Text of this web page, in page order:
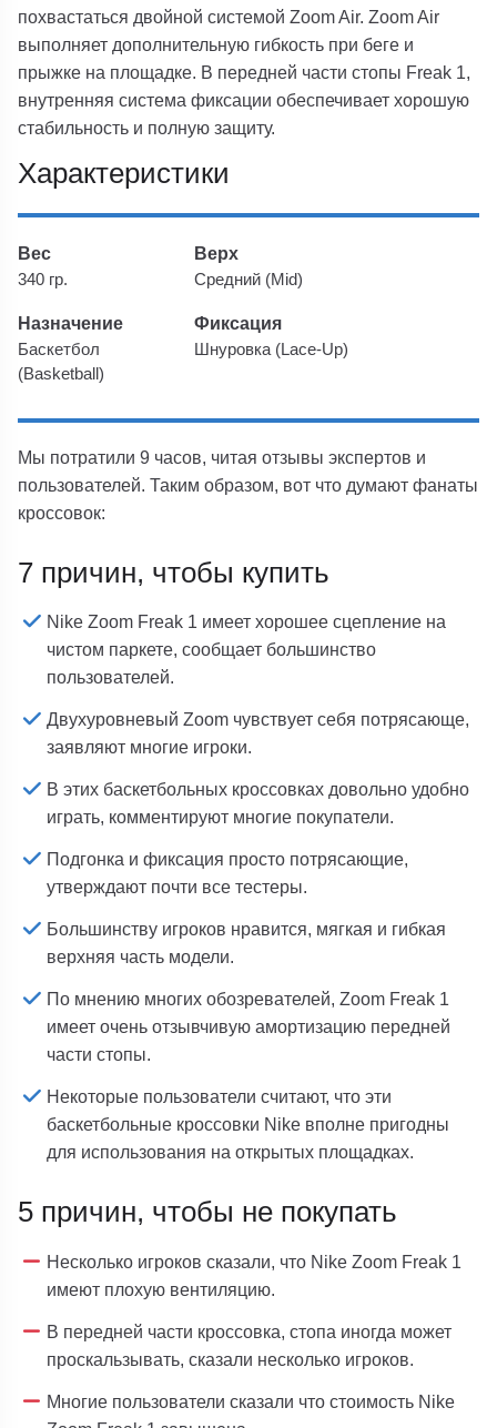
похвастаться двойной системой Zoom Air. Zoom Air
выполняет дополнительную гибкость при беге и
прыжке на площадке. В передней части стопы Freak 1,
внутренняя система фиксации обеспечивает хорошую
стабильность и полную защиту.
Характеристики
Вес
340 гр.
Верх
Средний (Mid)
Назначение
Баскетбол
(Basketball)
Фиксация
Шнуровка (Lace-Up)
Мы потратили 9 часов, читая отзывы экспертов и
пользователей. Таким образом, вот что думают фанаты
кроссовок:
7 причин, чтобы купить
Nike Zoom Freak 1 имеет хорошее сцепление на
чистом паркете, сообщает большинство
пользователей.
Двухуровневый Zoom чувствует себя потрясающе,
заявляют многие игроки.
В этих баскетбольных кроссовках довольно удобно
играть, комментируют многие покупатели.
Подгонка и фиксация просто потрясающие,
утверждают почти все тестеры.
Большинству игроков нравится, мягкая и гибкая
верхняя часть модели.
По мнению многих обозревателей, Zoom Freak 1
имеет очень отзывчивую амортизацию передней
части стопы.
Некоторые пользователи считают, что эти
баскетбольные кроссовки Nike вполне пригодны
для использования на открытых площадках.
5 причин, чтобы не покупать
Несколько игроков сказали, что Nike Zoom Freak 1
имеют плохую вентиляцию.
В передней части кроссовка, стопа иногда может
проскальзывать, сказали несколько игроков.
Многие пользователи сказали что стоимость Nike